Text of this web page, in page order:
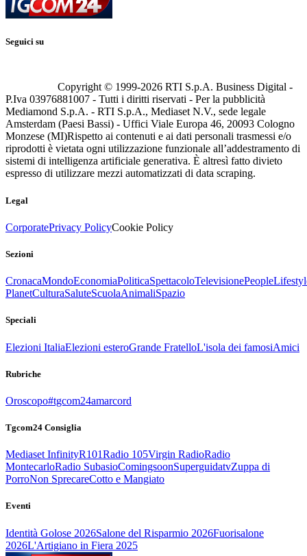
Seguici su
Copyright © 1999-2026 RTI S.p.A. Business Digital -
P.Iva 03976881007 - Tutti i diritti riservati - Per la pubblicità
Mediamond S.p.A. - RTI S.p.A., Mediaset N.V., sede legale
Amsterdam (Paesi Bassi) - Uffici Viale Europa 46, 20093 Cologno
Monzese (MI)Rispetto ai contenuti e ai dati personali trasmessi e/o
riprodotti è vietata ogni utilizzazione funzionale all’addestramento di
sistemi di intelligenza artificiale generativa. È altresì fatto divieto
espresso di utilizzare mezzi automatizzati di data scraping.
Legal
CorporatePrivacy PolicyCookie Policy
Sezioni
CronacaMondoEconomiaPoliticaSpettacoloTelevisionePeople
PlanetCulturaSaluteScuolaAnimaliSpazio
Speciali
Elezioni ItaliaElezioni esteroGrande FratelloL'isola dei famosiAmici
Rubriche
Oroscopo#tgcom24amarcord
Tgcom24 Consiglia
Mediaset InfinityR101Radio 105Virgin RadioRadio
MontecarloRadio SubasioComingsoonSuperguidatvZuppa di
PorroNon SprecareCotto e Mangiato
Eventi
Identità Golose 2026Salone del Risparmio 2026Fuorisalone
2026L'Artigiano in Fiera 2025